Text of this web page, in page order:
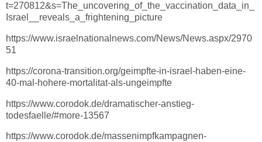
t=270812&s=The_uncovering_of_the_vaccination_data_in_
Israel__reveals_a_frightening_picture
https://www.israelnationalnews.com/News/News.aspx/2970
51
https://corona-transition.org/geimpfte-in-israel-haben-eine-
40-mal-hohere-mortalitat-als-ungeimpfte
https://www.corodok.de/dramatischer-anstieg-
todesfaelle/#more-13567
https://www.corodok.de/massenimpfkampagnen-